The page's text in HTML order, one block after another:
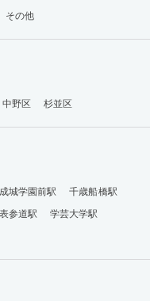
その他
中野区 杉並区
成城学園前駅
千歳船橋駅
表参道駅
学芸大学駅